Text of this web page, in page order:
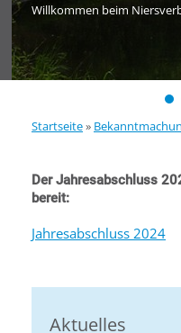
Willkommen beim
Startseite»
Der Jahresabschluss
bereit:
Jahresabschluss 2024
Aktuelles